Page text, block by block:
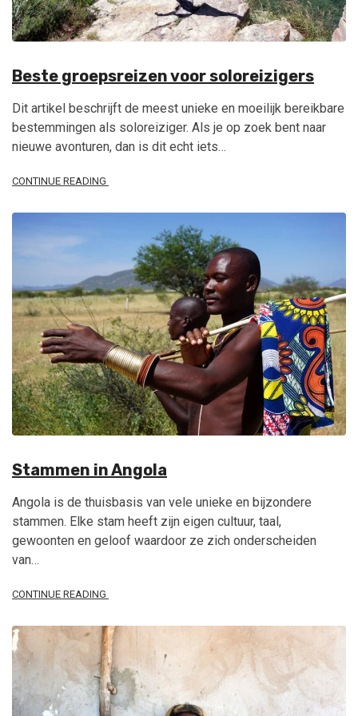
Beste groepsreizen voor soloreizigers
Dit artikel beschrijft de meest unieke en moeilijk bereikbare
bestemmingen als soloreiziger. Als je op zoek bent naar
nieuwe avonturen, dan is dit echt iets…
CONTINUE READING
Stammen in Angola
Angola is de thuisbasis van vele unieke en bijzondere
stammen. Elke stam heeft zijn eigen cultuur, taal,
gewoonten en geloof waardoor ze zich onderscheiden
van…
CONTINUE READING